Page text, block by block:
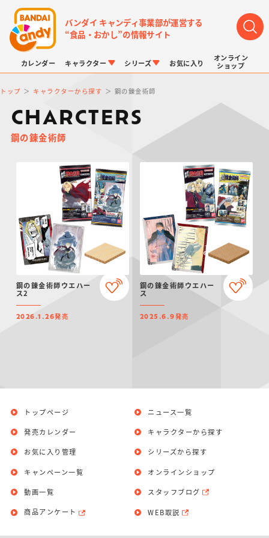
バンダイ キャンディ事業部が運営する
“食品・おかし”の情報サイト
カレンダー キャラクター
LINK TRAVELERS
仮面ライダーシリー
ズ
ズ
プリキュアシリーズ
ガンダムシリーズ
ドラゴンボール
アンパンマン たまご
シリーズ
チョコサプ
にふぉるめーしょん
＆スクエアシール
ポケモンキッズ
ポケモンスケールワ
ールド
お気に入り
オンライン
ショップ
トップ キャラクターから探す 鋼の錬金術師
CHARCTERS
鋼の錬金術師
鋼の錬金術師ウエハー
ス2
2026.1.26発売
鋼の錬金術師ウエハー
ス
2025.6.9発売
トップページ
発売カレンダー
お気に入り管理
ニュース一覧
キャラクターから探す
シリーズから探す
キャンペーン一覧
動画一覧
商品アンケート
オンラインショップ
スタッフブログ
WEB取説